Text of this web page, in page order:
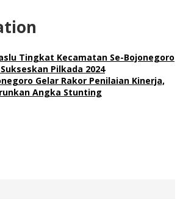
Tingkat Kecamatan Se-Bojonegoro
Pilkada 2024
Gelar Rakor Penilaian Kinerja,
Angka Stunting